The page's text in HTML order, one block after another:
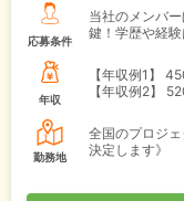
応募条件
当社のメンバ
鍵！学歴や経験
年収
【年収例1】
【年収例2】
勤務地
全国のプロジ
決定します》